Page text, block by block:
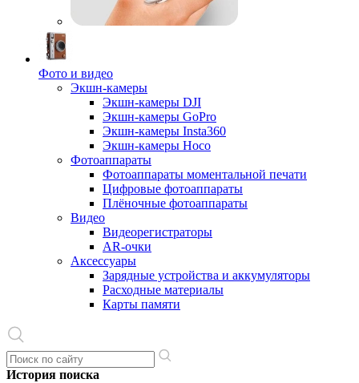
Фото и видео
Экшн-камеры
Экшн-камеры DJI
Экшн-камеры GoPro
Экшн-камеры Insta360
Экшн-камеры Hoco
Фотоаппараты
Фотоаппараты моментальной печати
Цифровые фотоаппараты
Плёночные фотоаппараты
Видео
Видеорегистраторы
AR-очки
Аксессуары
Зарядные устройства и аккумуляторы
Расходные материалы
Карты памяти
История поиска